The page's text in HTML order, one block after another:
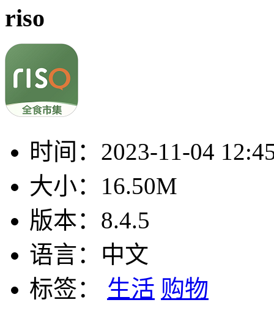
riso
时间： 2023-11-04
大小： 16.50M
版本： 8.4.5
语言： 中文
标签：
生活 购物